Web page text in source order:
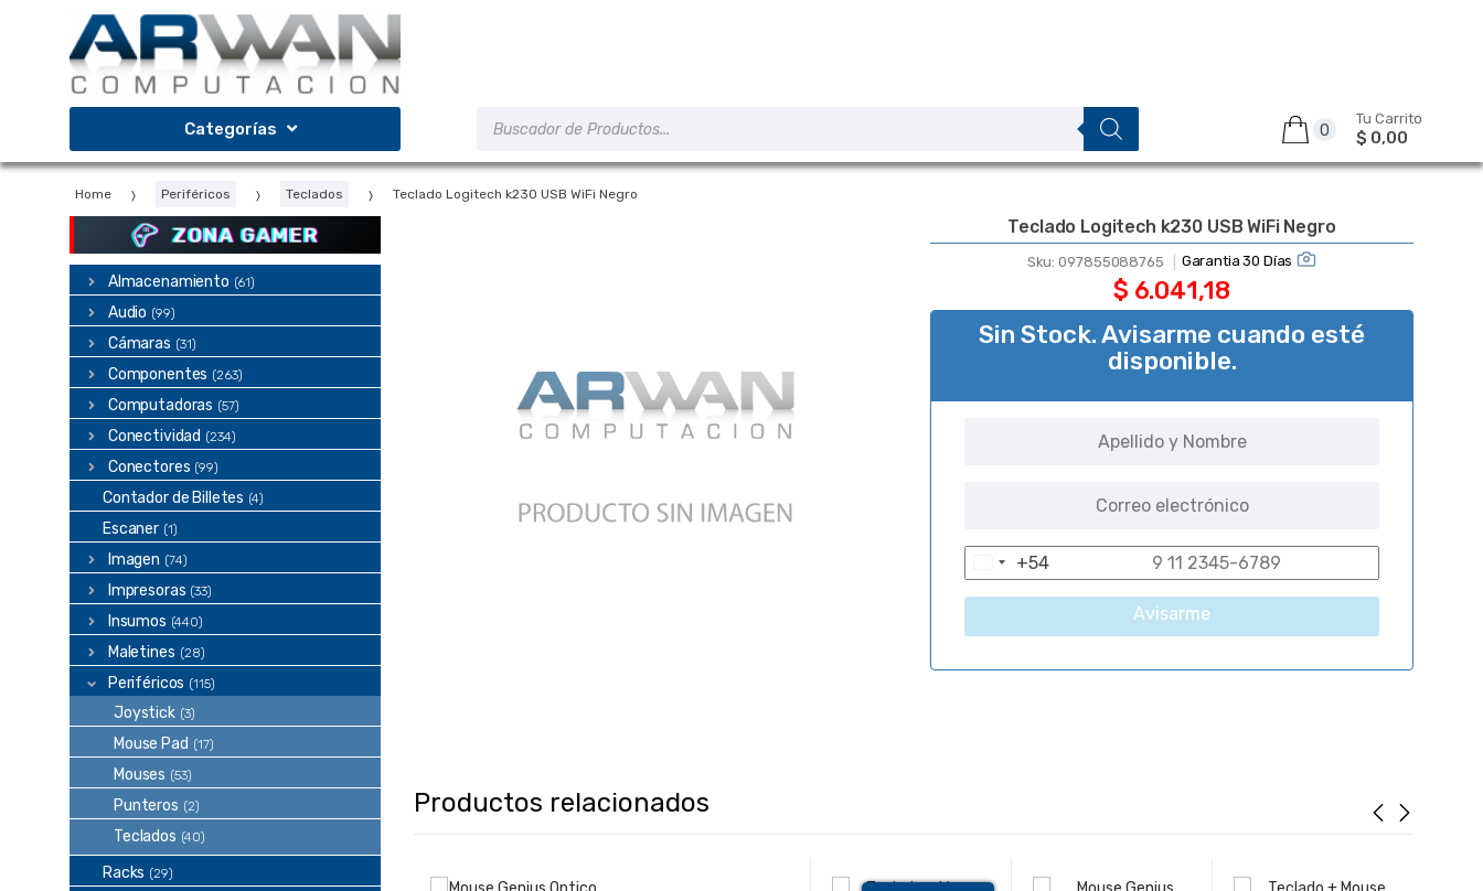
navegación
contenido
Categorías
de
0
Tu Carrito
$ 0,00
Home Periféricos Teclados Teclado Logitech k230 USB WiFi Negro
Teclado Logitech k230 USB WiFi Negro
Sku:097855088765 Garantia 30 Días
$ 6.041,18
Sin Stock. Avisarme cuando esté
disponible.
r
+54
Avisarme
Productos relacionados
ZONA GAMER
Almacenamiento (61)
Audio (99)
Cámaras (31)
Componentes (263)
Computadoras (57)
Conectividad (234)
Conectores (99)
Contador de Billetes (4)
Escaner (1)
Imagen (74)
Impresoras (33)
Insumos (440)
Maletines (28)
Periféricos (115)
Joystick (3)
Mouse Pad (17)
Mouses (53)
Punteros (2)
Teclados (40)
Racks (29)